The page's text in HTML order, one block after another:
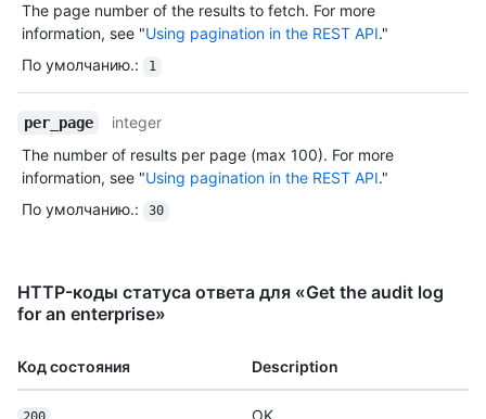
The page number of the results to fetch. For more
information, see "Using pagination in the REST API."
По умолчанию.: 1
per_page
integer
The number of results per page (max 100). For more
information, see "Using pagination in the REST API."
По умолчанию.: 30
HTTP-коды статуса ответа для «Get the audit log
for an enterprise»
Код состояния Description